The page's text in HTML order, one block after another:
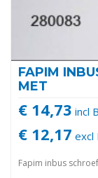
FAPIM
MET
€ 14,73 incl
€ 12,17 excl
Fapim inbus